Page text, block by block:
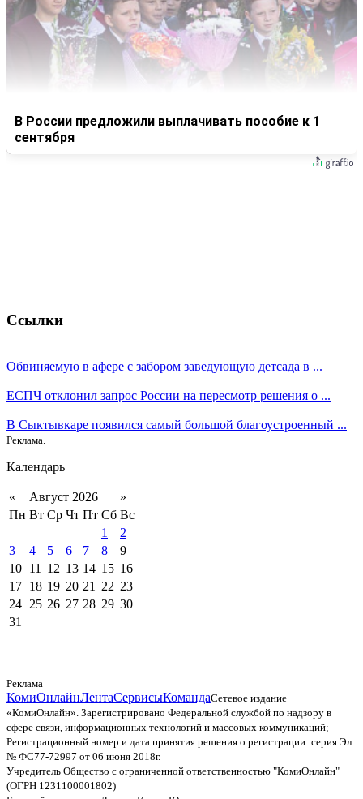
В России предложили выплачивать пособие к 1
сентября
Ссылки
Обвиняемую в афере с забором заведующую детсада в ...
ЕСПЧ отклонил запрос России на пересмотр решения о ...
В Сыктывкаре появился самый большой благоустроенный ...
Реклама.
Календарь
« Август 2026
»
Пн Вт Ср Чт Пт Сб Вс
1
2
3
4 5 6 7 8
9
10 11 12 13 14 15 16
17 18 19 20 21 22 23
24 25 26 27 28 29 30
31
Реклама
КомиОнлайнЛентаСервисыКомандаСетевое издание
«КомиОнлайн». Зарегистрировано Федеральной службой по надзору в
сфере связи, информационных технологий и массовых коммуникаций;
Регистрационный номер и дата принятия решения о регистрации: серия Эл
№ ФС77-72997 от 06 июня 2018г.
Учредитель Общество с ограниченной ответственностью "КомиОнлайн"
(ОГРН 1231100001802)